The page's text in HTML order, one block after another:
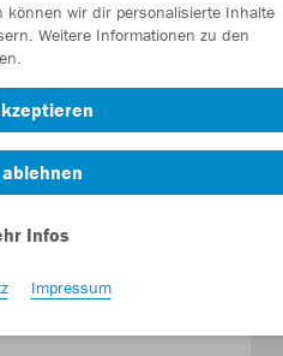
Weltrekord in
er die Bestweite
Niko Kappel geht für
wir dir personalisierte Inhalte
Weitere Informationen zu den
Infos
Impressum